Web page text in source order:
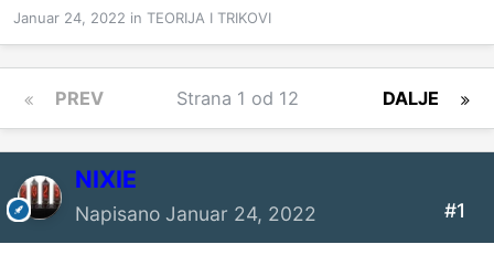
Januar 24, 2022 in TEORIJA I TRIKOVI
PREV DALJE
Strana 1 od 12
NIXIE
Napisano Januar 24, 2022 #1